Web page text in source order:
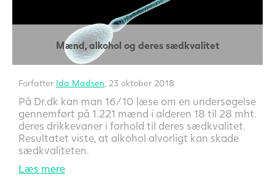
Mænd, alkohol og deres sædkvalitet
Forfatter Ida Madsen , 23 oktober 2018
På Dr.dk kan man 16/10 læse om en undersøgelse
gennemført på 1.221 mænd i alderen 18 til 28 mht.
deres drikkevaner i forhold til deres sædkvalitet.
Resultatet viste, at alkohol alvorligt kan skade
sædkvaliteten.
Læs mere